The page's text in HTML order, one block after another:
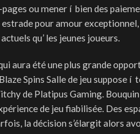
ou mener í bien des
pour amour
qu’ les jeunes joueurs.
aura été une plus grande
Spins Salle de jeu suppose
de Platipus Gaming.
de jeu fiabilisée. Des
la décision s’élargit alors